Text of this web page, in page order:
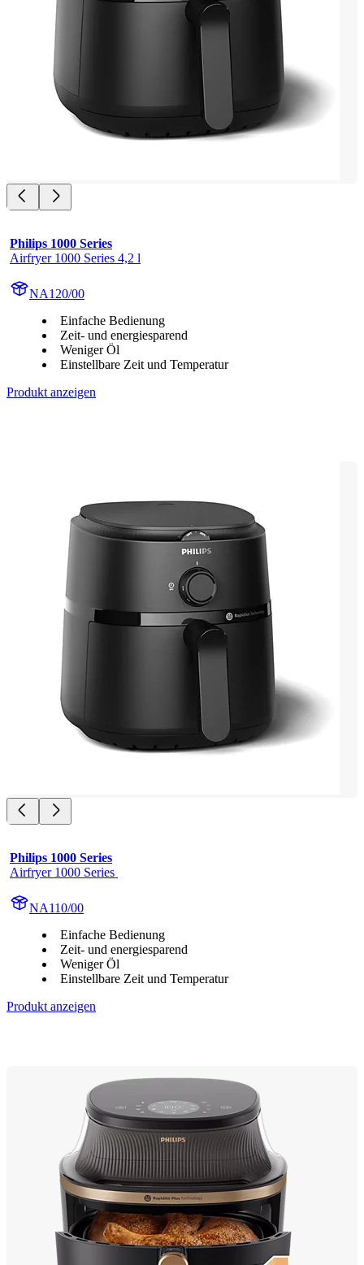
Philips 1000 Series
Airfryer 1000 Series 4,2 l
NA120/00
Einfache Bedienung
Zeit- und energiesparend
Weniger Öl
Einstellbare Zeit und Temperatur
Produkt anzeigen
Philips 1000 Series
Airfryer 1000 Series
NA110/00
Einfache Bedienung
Zeit- und energiesparend
Weniger Öl
Einstellbare Zeit und Temperatur
Produkt anzeigen